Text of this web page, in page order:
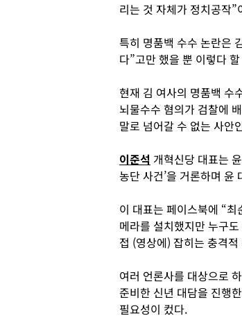
리는 것 자체가 정치공작”
특히 명품백 수수 논란은
다”고만 했을 뿐 이렇다 할
현재 김 여사의 명품백 수
뇌물수수 혐의가 검찰에
말로 넘어갈 수 없는 사안
이준석 개혁신당 대표는
농단 사건’을 거론하며 윤
이 대표는 페이스북에 “
메라를 설치했지만 누구
접 (영상에) 잡히는 충격
여러 언론사를 대상으로
준비한 신년 대담을 진행
필요성이 컸다.